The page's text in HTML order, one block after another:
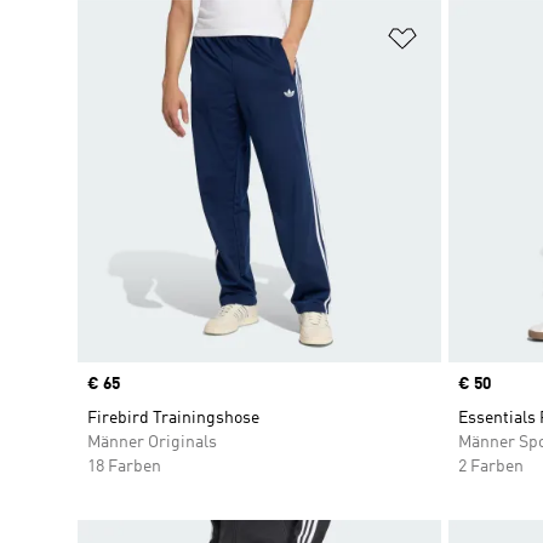
Zur
Price
€ 65
Firebird Trainingshose
Männer Originals
18 Farben
Price
€ 50
Essentials
Männer
2 Farben